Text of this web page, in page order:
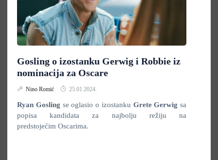
Gosling o izostanku Gerwig i Robbie iz
nominacija za Oscare
Nino Romić 25.01.2024.
Ryan Gosling se oglasio o izostanku Grete Gerwig sa
popisa kandidata za najbolju režiju na
predstojećim Oscarima.